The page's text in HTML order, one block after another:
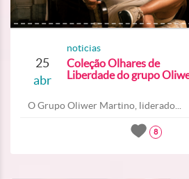
25
abr
noticias
Coleção Olhares de
Liberdade do grupo
O Grupo Oliwer Martino, liderado...
8